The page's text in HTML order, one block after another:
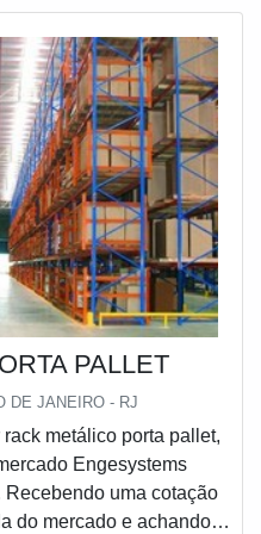
qualificada,
investiu em uma estrutura
de alta qualidade onde
modernos softwares de
performance de uma
associados e
a melhor experiência
PALLET
DE JANEIRO - RJ
metálico porta pallet,
Engesystems
uma cotação
do mercado e achando a